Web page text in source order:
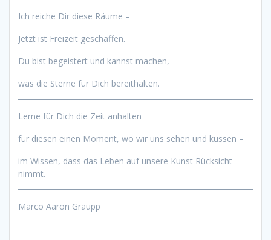
Ich reiche Dir diese Räume –
Jetzt ist Freizeit geschaffen.
Du bist begeistert und kannst machen,
was die Sterne für Dich bereithalten.
Lerne für Dich die Zeit anhalten
für diesen einen Moment, wo wir uns sehen und küssen –
im Wissen, dass das Leben auf unsere Kunst Rücksicht
nimmt.
Marco Aaron Graupp